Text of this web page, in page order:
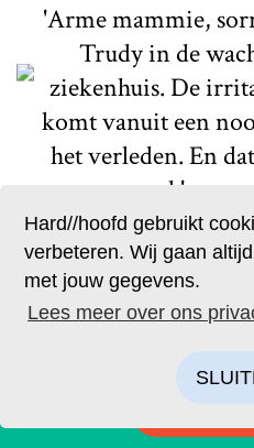
Hard//hoofd gebruikt
verbeteren. Wij gaan
met jouw gegevens.
Lees meer over ons
'Arme mammie,
Trudy in de
ziekenhuis. De
komt vanuit een
het verleden. En
woord
Lees
De geruchten zijn waar. Lees
papier!
Bestel op tijd je eigen exemplaar
als thema: ‘Ik’. We hebben drie